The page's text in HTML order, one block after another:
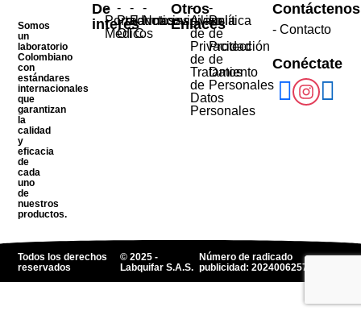
Somos
un
laboratorio
Colombiano
con
estándares
internacionales
que
garantizan
la
calidad
y
eficacia
de
cada
uno
de
nuestros
productos.
De
interés
-
Portal
Médicos
-
Productos
OTC
-
Farmacovigilancia
-
Noticias
Otros
Enlaces
-
Aviso
de
Privacidad
de
Tratamiento
de
Datos
Personales
-
Política
de
Protección
de
Datos
Personales
Contáctenos
- Contacto
Conéctate
Todos los derechos
reservados
© 2025 -
Labquifar S.A.S.
Número de radicado
publicidad: 2024006257